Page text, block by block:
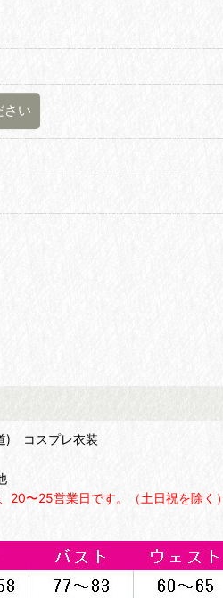
さい
) コスプレ衣装
20〜25営業日です。（土日祝を除く）